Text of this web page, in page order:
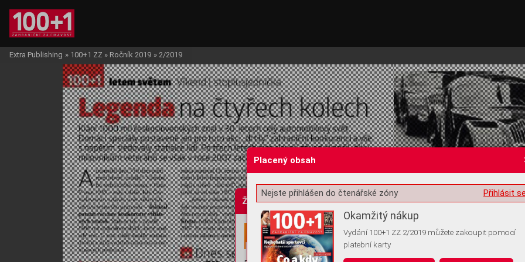
Žádost o souhlas s ukládáním volitelných informací
Extra Publishing » 100+1 ZZ » Ročník 2019 » 2/2019
Placený obsah
Přihlásit
Nejste přihlášen do čtenářské zóny
Okamžitý nákup
Vydání 100+1 ZZ 2/2019 můžete zakoupit pomocí
platební karty